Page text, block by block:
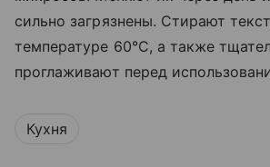
сильно загрязнены. Стирают
температуре 60°C, а также
проглаживают перед
Кухня